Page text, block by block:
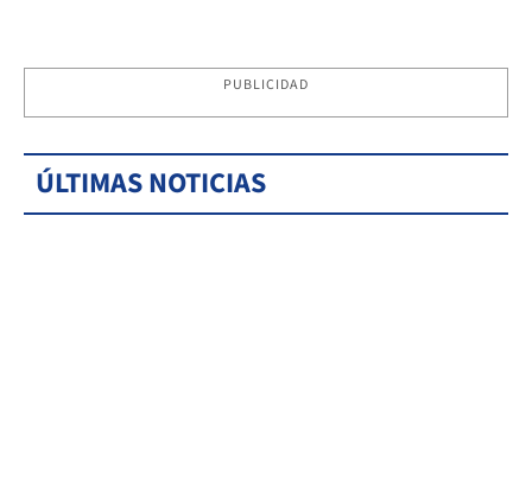
PUBLICIDAD
ÚLTIMAS NOTICIAS